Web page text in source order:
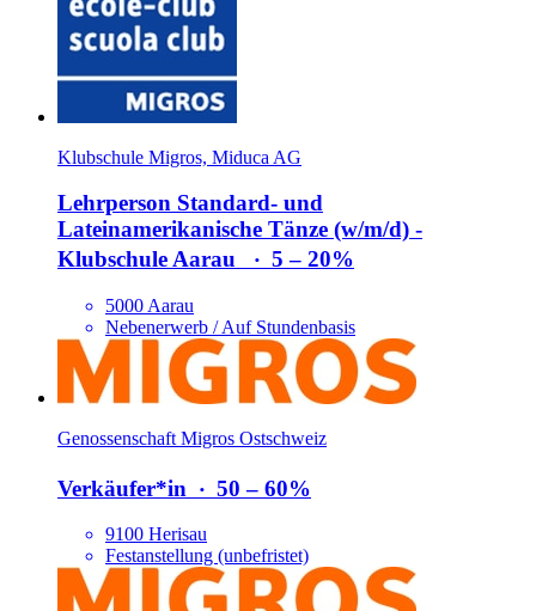
Klubschule Migros, Miduca AG
Lehrperson Standard- und
Lateinamerikanische Tänze (w/​m/​d) -
Klubschule Aarau
‧ 5 – 20%
5000 Aarau
Nebenerwerb / Auf Stundenbasis
Genossenschaft Migros Ostschweiz
Verkäufer*​in ‧ 50 – 60%
9100 Herisau
Festanstellung (unbefristet)